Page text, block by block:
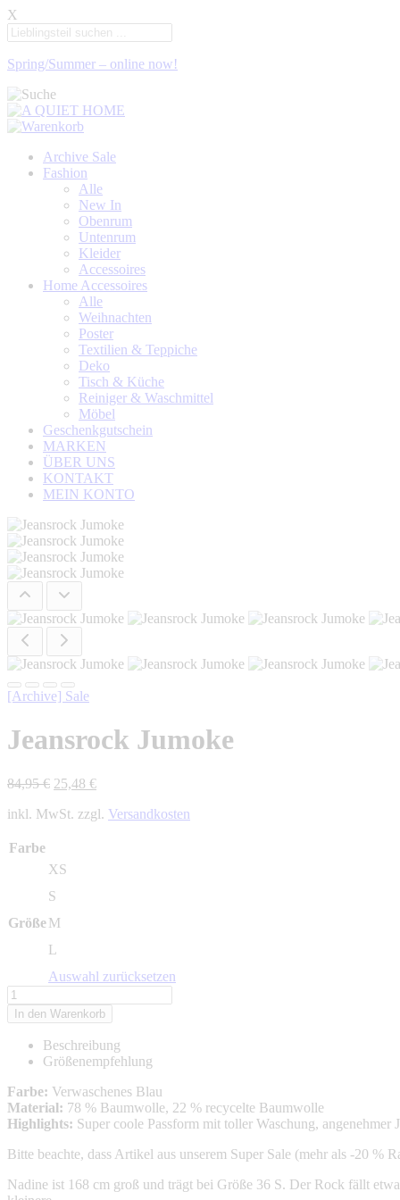
X
Spring/Summer – online now!
Archive Sale
Fashion
Alle
New In
Obenrum
Untenrum
Kleider
Accessoires
Home Accessoires
Alle
Weihnachten
Poster
Textilien & Teppiche
Deko
Tisch & Küche
Reiniger & Waschmittel
Möbel
Geschenkgutschein
MARKEN
ÜBER UNS
KONTAKT
MEIN KONTO
[Archive] Sale
Jeansrock Jumoke
84,95€ Ursprünglicher
war:
25,48 €Aktueller
ist:
inkl. MwSt. zzgl. Versandkosten
Farbe
Größe
XS
S
M
L
Auswahl zurücksetzen
Jeansrock
Jumoke
Menge
In den Warenkorb
Beschreibung
Größenempfehlung
Farbe: Verwaschenes Blau
Material: 78 % Baumwolle, 22 % recycelte Baumwolle
Highlights: Super coole Passform mit toller Waschung, angenehmer
Bitte beachte, dass Artikel aus unserem Super Sale (mehr als -20 %
Nadine ist 168 cm groß und trägt bei Größe 36 S. Der Rock fällt